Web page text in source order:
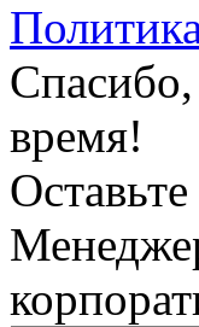
время!
Оставьте